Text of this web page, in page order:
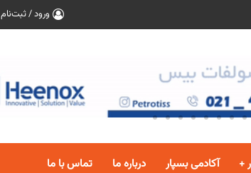
ورود / ثبت‌نام
+ آکادمی بسپار درباره ما تماس با ما